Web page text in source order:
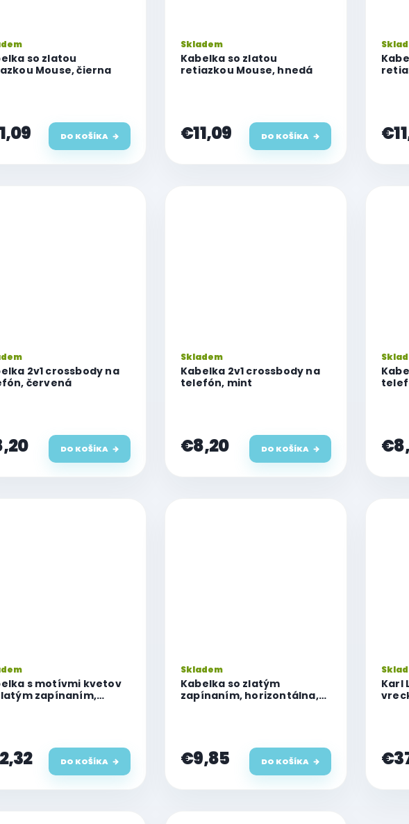
so zlatou
Mouse, čierna
DO KOŠÍKA
Kabelka so zlatou
retiazkou Mouse, hnedá
Skladem
€11,09 DO KOŠÍKA
2v1 crossbody na
červená
DO KOŠÍKA
Kabelka 2v1 crossbody na
telefón, mint
Skladem
€8,20 DO KOŠÍKA
s motívmi kvetov
zapínaním,
DO KOŠÍKA
Kabelka so zlatým
zapínaním, horizontálna,
Skladem
€9,85 DO KOŠÍKA
Karl